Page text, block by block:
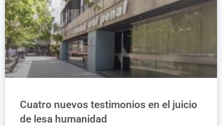
Cuatro nuevos testimonios en el juicio
de lesa humanidad